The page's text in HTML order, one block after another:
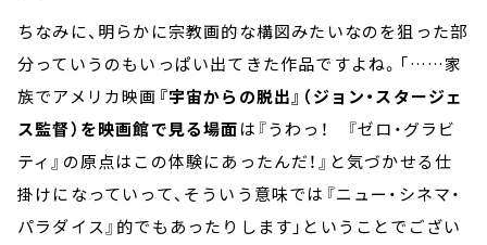
ちなみに、明らかに宗教画的な構図みたいなのを狙った部
分っていうのもいっぱい出てきた作品ですよね。「……家
族でアメリカ映画 『宇宙からの脱出』（ジョン・スタージェ
ス監督）を映画館で見る場面は『うわっ！ 『ゼロ・グラビ
ティ』の原点はこの体験にあったんだ！』と気づかせる仕
掛けになっていって、そういう意味では『ニュー・シネマ・
パラダイス』的でもあったりします」ということでござい